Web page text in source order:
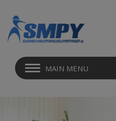
MAIN MENU